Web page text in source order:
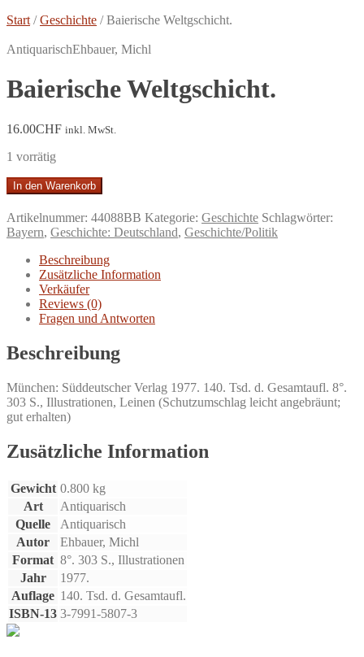
Start /Geschichte /Baierische Weltgschicht.
AntiquarischEhbauer, Michl
Baierische Weltgschicht.
16.00CHF inkl. MwSt.
1 vorrätig
Baierische
Weltgschicht.
Menge
In den Warenkorb
Artikelnummer: 44088BB Kategorie: Geschichte Schlagwörter:
Bayern, Geschichte: Deutschland, Geschichte/Politik
Beschreibung
Zusätzliche Information
Verkäufer
Reviews (0)
Fragen und Antworten
Beschreibung
München: Süddeutscher Verlag 1977. 140. Tsd. d. Gesamtaufl. 8°.
303 S., Illustrationen, Leinen (Schutzumschlag leicht angebräunt;
gut erhalten)
Zusätzliche Information
Gewicht 0.800 kg
Art
Antiquarisch
Quelle
Antiquarisch
Autor
Ehbauer, Michl
Format 8°. 303 S., Illustrationen
Jahr
1977.
Auflage 140. Tsd. d. Gesamtaufl.
ISBN-13 3-7991-5807-3